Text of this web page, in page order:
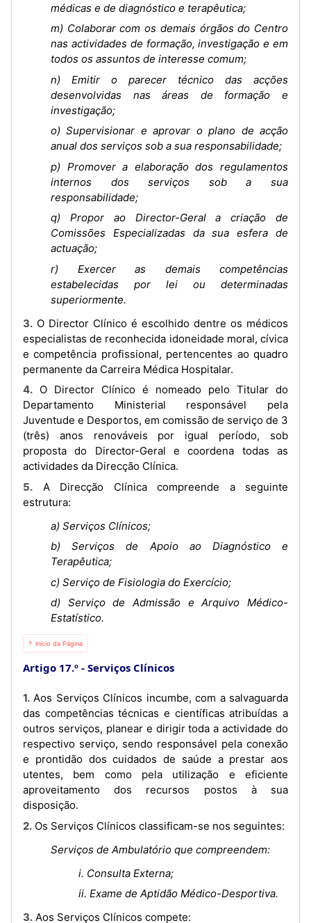
médicas e de diagnóstico e terapêutica;
m) Colaborar com os demais órgãos do Centro
nas actividades de formação, investigação e em
todos os assuntos de interesse comum;
n) Emitir o parecer técnico das acções
desenvolvidas nas áreas de formação e
investigação;
o) Supervisionar e aprovar o plano de acção
anual dos serviços sob a sua responsabilidade;
p) Promover a elaboração dos regulamentos
internos dos serviços sob a sua
responsabilidade;
q) Propor ao Director-Geral a criação de
Comissões Especializadas da sua esfera de
actuação;
r) Exercer as demais competências
estabelecidas por lei ou determinadas
superiormente.
3. O Director Clínico é escolhido dentre os médicos
especialistas de reconhecida idoneidade moral, cívica
e competência profissional, pertencentes ao quadro
permanente da Carreira Médica Hospitalar.
4. O Director Clínico é nomeado pelo Titular do
Departamento Ministerial responsável pela
Juventude e Desportos, em comissão de serviço de 3
(três) anos renováveis por igual período, sob
proposta do Director-Geral e coordena todas as
actividades da Direcção Clínica.
5. A Direcção Clínica compreende a seguinte
estrutura:
a) Serviços Clínicos;
b) Serviços de Apoio ao Diagnóstico e
Terapêutica;
c) Serviço de Fisiologia do Exercício;
d) Serviço de Admissão e Arquivo Médico-
Estatístico.
⇡ Início da Página
Artigo 17.º Serviços Clínicos
1. Aos Serviços Clínicos incumbe, com a salvaguarda
das competências técnicas e científicas atribuídas a
outros serviços, planear e dirigir toda a actividade do
respectivo serviço, sendo responsável pela conexão
e prontidão dos cuidados de saúde a prestar aos
utentes, bem como pela utilização e eficiente
aproveitamento dos recursos postos à sua
disposição.
2. Os Serviços Clínicos classificam-se nos seguintes:
Serviços de Ambulatório que compreendem:
i. Consulta Externa;
ii. Exame de Aptidão Médico-Desportiva.
3. Aos Serviços Clínicos compete: